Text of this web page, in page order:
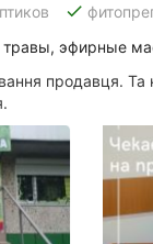
done
эфирные
продавця. Та